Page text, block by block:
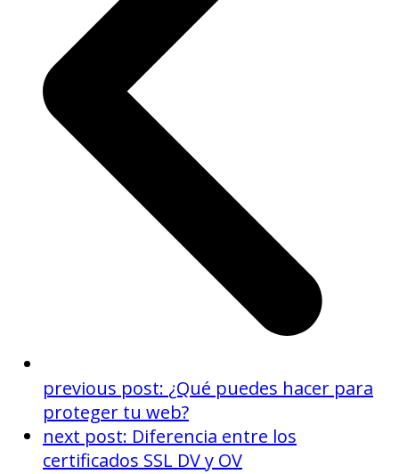
previous post: ¿Qué puedes hacer para
proteger tu web?
next post: Diferencia entre los
certificados SSL DV y OV